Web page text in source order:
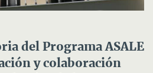
del Programa ASALE
y colaboración